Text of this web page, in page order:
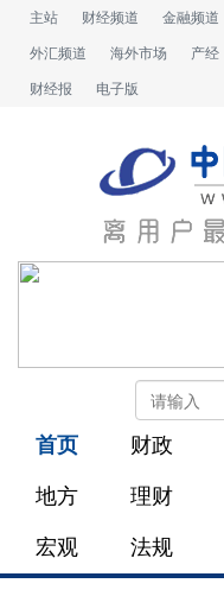
主站 财经频道 金融频道
外汇频道 海外市场 产经
财经报 电子版
首页 财政
地方 理财
宏观 法规